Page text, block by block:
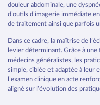
douleur abdominale, une
d’outils d’imagerie immédiate
de traitement ainsi que parfois
Dans ce cadre, la maîtrise de
levier déterminant. Grâce à
médecins généralistes, les
simple, ciblée et adaptée à leur
l’examen clinique en acte
aligné sur l’évolution des